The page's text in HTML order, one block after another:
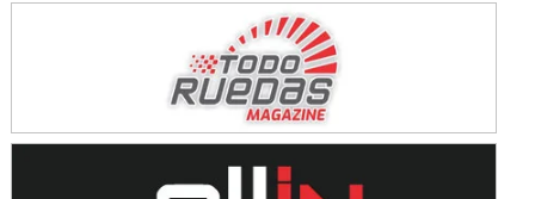
PATAGONICO - F6
Humboldt (Santa Fe)
NORESTE SANTAFESINO - F6